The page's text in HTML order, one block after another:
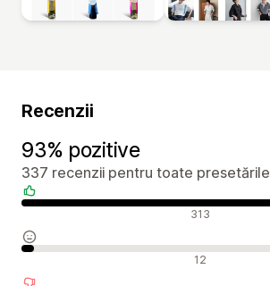
Recenzii
93% pozitive
337 recenzii pentru toate presetările
Recenzii pozitive 313
Recenzii neutre 12